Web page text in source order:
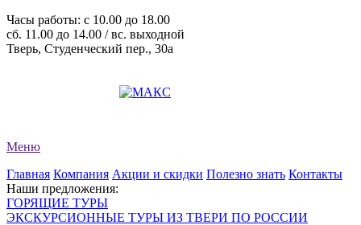
Часы работы: c 10.00 до 18.00
сб. 11.00 до 14.00 / вс. выходной
Тверь, Студенческий пер., 30а
Меню
Главная Компания Акции и скидки Полезно знать Контакты
Наши предложения:
ГОРЯЩИЕ ТУРЫ
ЭКСКУРСИОННЫЕ ТУРЫ ИЗ ТВЕРИ ПО РОССИИ